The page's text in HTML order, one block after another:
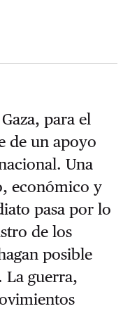
para el
de un apoyo
Una
económico y
pasa por lo
de los
posible
La guerra,